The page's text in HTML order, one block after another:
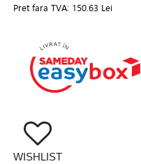
Pret fara TVA: 150.63 Lei
WISHLIST